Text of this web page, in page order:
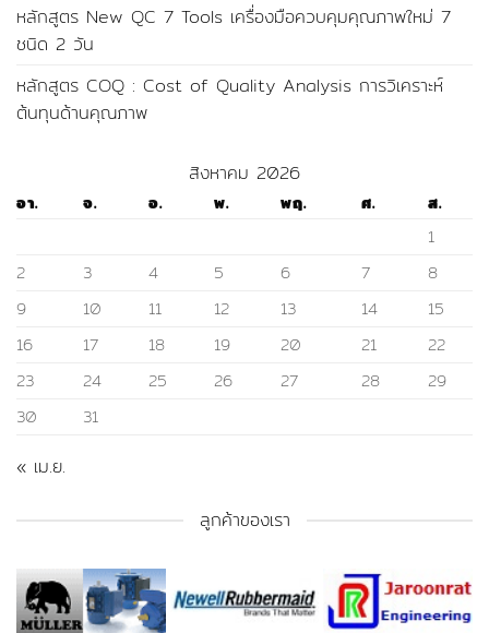
หลักสูตร New QC 7 Tools เครื่องมือควบคุมคุณภาพใหม่ 7
ชนิด 2 วัน
หลักสูตร COQ : Cost of Quality Analysis การวิเคราะห์
ต้นทุนด้านคุณภาพ
สิงหาคม 2026
อา. จ. อ. พ. พฤ. ศ.
ส.
1
2
3 4 5 6 7
8
9
10 11 12 13 14
15
16
17 18 19 20 21
22
23
24 25 26 27 28
29
30
31
« เม.ย.
ลูกค้าของเรา